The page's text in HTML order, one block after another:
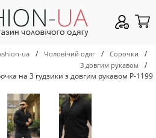
ua / Чоловічий одяг / Сорочки /
З довгим рукавом
/
на 3 гудзики з довгим рукавом Р-1199